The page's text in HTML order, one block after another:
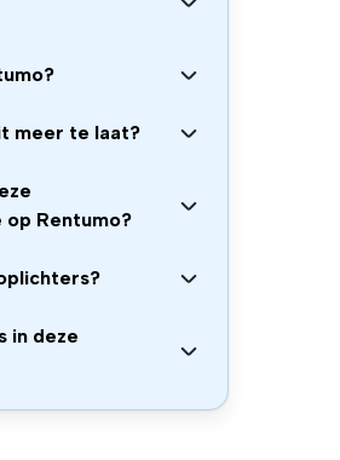
meer te laat?
Rentumo?
in deze